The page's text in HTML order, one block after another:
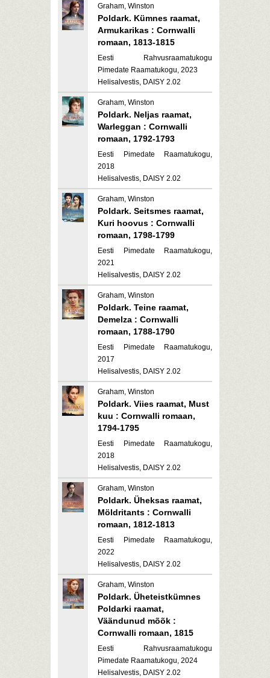
Graham, Winston
Poldark. Kümnes raamat,
Armukarikas : Cornwalli
romaan, 1813-1815
Eesti Rahvusraamatukogu
Pimedate Raamatukogu, 2023
Helisalvestis, DAISY 2.02
Graham, Winston
Poldark. Neljas raamat,
Warleggan : Cornwalli
romaan, 1792-1793
Eesti Pimedate Raamatukogu,
2018
Helisalvestis, DAISY 2.02
Graham, Winston
Poldark. Seitsmes raamat,
Kuri hoovus : Cornwalli
romaan, 1798-1799
Eesti Pimedate Raamatukogu,
2021
Helisalvestis, DAISY 2.02
Graham, Winston
Poldark. Teine raamat,
Demelza : Cornwalli
romaan, 1788-1790
Eesti Pimedate Raamatukogu,
2017
Helisalvestis, DAISY 2.02
Graham, Winston
Poldark. Viies raamat, Must
kuu : Cornwalli romaan,
1794-1795
Eesti Pimedate Raamatukogu,
2018
Helisalvestis, DAISY 2.02
Graham, Winston
Poldark. Üheksas raamat,
Möldritants : Cornwalli
romaan, 1812-1813
Eesti Pimedate Raamatukogu,
2022
Helisalvestis, DAISY 2.02
Graham, Winston
Poldark. Üheteistkümnes
Poldarki raamat,
Väändunud mõõk :
Cornwalli romaan, 1815
Eesti Rahvusraamatukogu
Pimedate Raamatukogu, 2024
Helisalvestis, DAISY 2.02